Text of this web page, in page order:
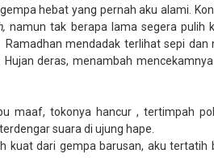
hebat yang pernah aku alami.
namun tak berapa lama segera pulih
Ramadhan mendadak terlihat sepi dan
deras, menambah
maaf, tokonya hancur , tertimpah
suara di ujung hape.
kuat dari gempa barusan, aku tertatih